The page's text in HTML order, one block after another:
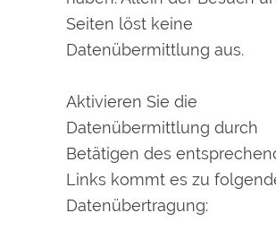
Seiten löst keine
Datenübermittlung aus.
Aktivieren Sie die
Datenübermittlung durch
Betätigen des
Links kommt es zu
Datenübertragung: